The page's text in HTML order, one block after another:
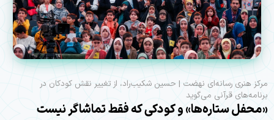
مرکز هنری رسانه‌ای نهضت | حسین شکیب‌راد، از تغییر نقش کودکان در
برنامه‌های قرآنی می‌گوید
«محفل ستاره‌ها» و کودکی که فقط تماشاگر نیست